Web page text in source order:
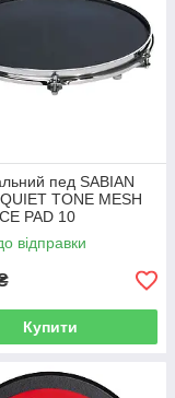
пед SABIAN
TONE MESH
PAD 10
відправки
Купити